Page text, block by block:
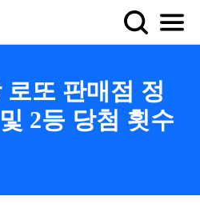
또 판매점 정
2등 당첨 횟수